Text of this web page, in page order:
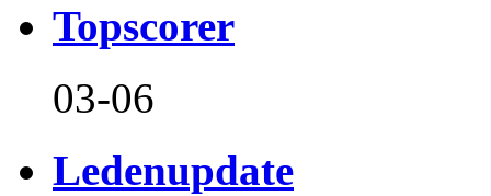
Topscorer
03-06
Ledenupdate